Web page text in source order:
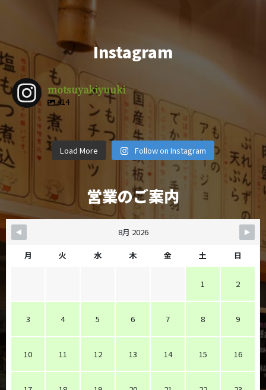
Instagram
motsuyakiyuuki
414
motsuyakiy
uuki
4月 9
motsuyakiy
3月 1
motsuyakiy
2月 14
motsuyakiy
uuki
12月 29
motsuyakiy
uuki
12月 8
motsuyakiy
uuki11月 6
motsuyakiy
uuki
motsuyakiy
10月 19
motsuyakiy
uuki
10月 5
motsuyakiy
uuki
9月 28
motsuyakiy
uuki
9月 25
motsuyakiy
uuki
9月 22
Load More Follow on Instagram
営業のご案内
8月 2026
月 火 水 木 金 土 日
1 2
3 4 5 6 7 8 9
10 11 12 13 14 15 16